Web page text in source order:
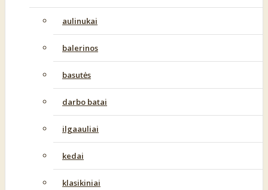
aulinukai
balerinos
basutės
darbo batai
ilgaauliai
kedai
klasikiniai